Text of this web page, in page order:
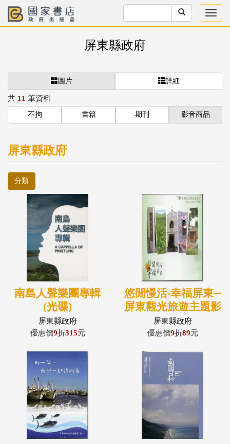
屏東縣政府
圖片 詳細
共 11 筆資料
不拘 書籍 期刊 影音商品
屏東縣政府
分類
南島人聲樂團專輯
(光碟)
屏東縣政府
優惠價9折315元
悠閒慢活‧幸福屏東─
屏東觀光旅遊主題影
片 (DVD)
屏東縣政府
優惠價9折89元